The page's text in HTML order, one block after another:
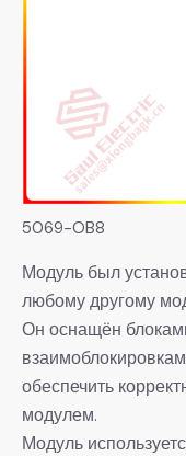
5069-OB8
Модуль был
любому другому
Он оснащён
обеспечить
модулем.
Модуль